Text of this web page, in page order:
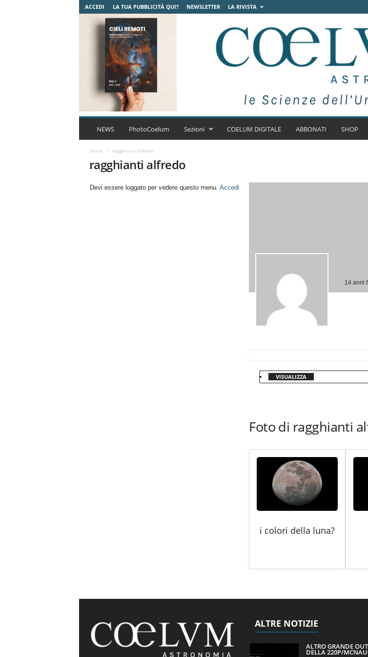
ACCEDI LA TUA PUBBLICITÀ QUI? NEWSLETTER LA RIVISTA
C
m
s
NEWS PhotoCoelum Sezioni COELUM DIGITALE ABBONATI SHOP
Home ragghianti alfredo
ragghianti alfredo
Devi essere loggato per vedere questo menu. Accedi
14 anni
VISUALIZZA
Foto di ragghianti
i colori della luna?
ALTRE NOTIZIE
ALTRO GRANDE
DELLA 220P/